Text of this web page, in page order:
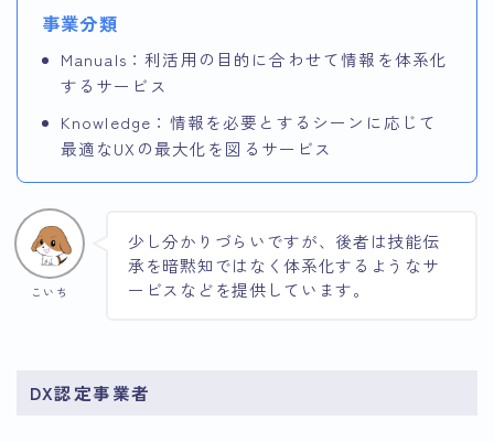
事業分類
Manuals：利活用の目的に合わせて情報を体系化
するサービス
Knowledge：情報を必要とするシーンに応じて
最適なUXの最大化を図るサービス
こいち
少し分かりづらいですが、後者は技能伝
承を暗黙知ではなく体系化するようなサ
ービスなどを提供しています。
DX認定事業者